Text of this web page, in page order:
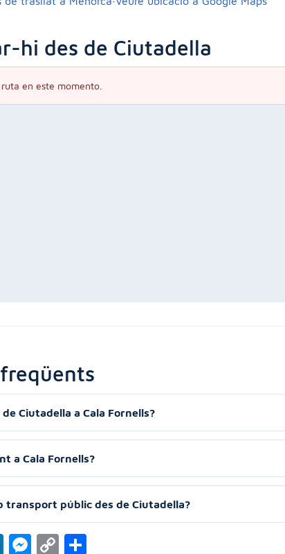
hi des de Ciutadella
en este momento.
Ciutadella a Cala Fornells?
a Cala Fornells?
transport públic des de Ciutadella?
Li
M
C